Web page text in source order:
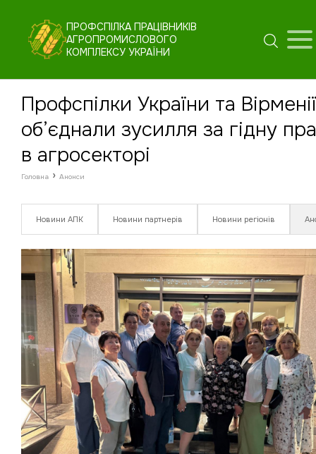
ПРОФСПІЛКА ПРАЦІВНИКІВ
АГРОПРОМИСЛОВОГО
КОМПЛЕКСУ УКРАЇНИ
Профспілки України та Вірменії
об’єднали зусилля за гідну
в агросекторі
Головна › Анонси
Новини АПК Новини партнерів Новини регіонів